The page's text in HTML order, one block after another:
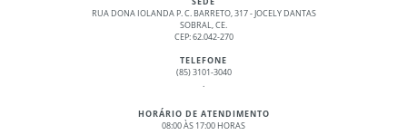
RUA DONA IOLANDA P. C. BARRETO, 317 - JOCELY DANTAS
SOBRAL, CE.
CEP: 62.042-270
TELEFONE
(85) 3101-3040
.
HORÁRIO DE ATENDIMENTO
08:00 ÀS 17:00 HORAS